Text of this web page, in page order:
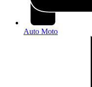
Auto Moto